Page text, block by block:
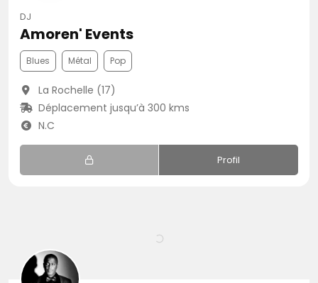
DJ
Amoren' Events
Blues Métal Pop
La Rochelle (17)
Déplacement jusqu’à 300 kms
N.C
Profil